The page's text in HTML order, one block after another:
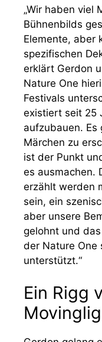
„Wir haben viel
Bühnenbilds
Elemente, aber
spezifischen
erklärt Gerdon
Nature One
Festivals
existiert seit 25
aufzubauen.
Märchen zu
ist der Punkt
es ausmachen.
erzählt werden
sein, ein
aber unsere
gelohnt und
der Nature One
unterstützt.“
Ein Rigg